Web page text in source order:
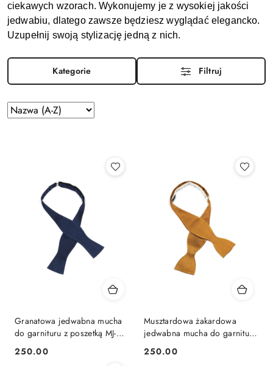
ciekawych wzorach. Wykonujemy je z wysokiej jakości
jedwabiu, dlatego zawsze będziesz wyglądać elegancko.
Uzupełnij swoją stylizację jedną z nich.
Kategorie Filtruj
Sortuj
według
Granatowa jedwabna mucha
do garnituru z poszetką MJ-
037
Cena:
250.00
Musztardowa żakardowa
jedwabna mucha do garnituru
MJ-039
Cena:
250.00